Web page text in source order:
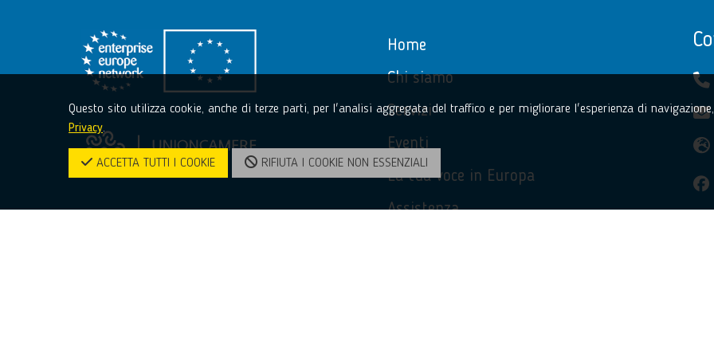
Home
Chi siamo
Servizi
Eventi
La tua voce in Europa
Assistenza
Questo sito utilizza cookie, anche di terze parti, per l'analisi aggregata del traffico e per migliorare l'esperienza di
Privacy.
ACCETTA TUTTI I COOKIE RIFIUTA I COOKIE NON ESSENZIALI